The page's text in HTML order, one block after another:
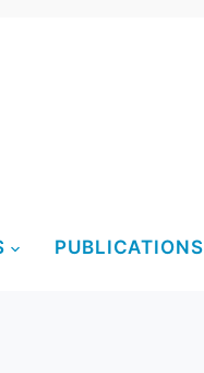
PUBLICATIONS